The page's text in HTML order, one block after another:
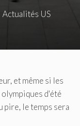
Actualités US
et même si les
d'été
pire, le temps sera